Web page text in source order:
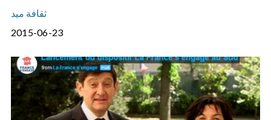
ثقافة ميد
2015-06-23